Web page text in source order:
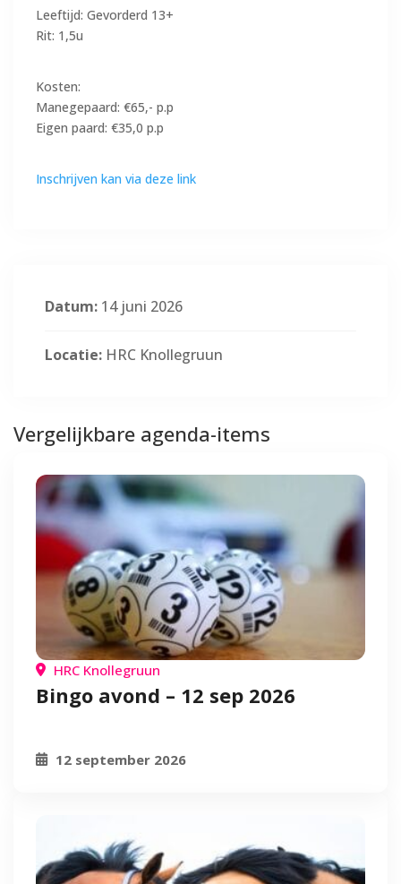
Leeftijd: Gevorderd 13+
Rit: 1,5u
Kosten:
Manegepaard: €65,- p.p
Eigen paard: €35,0 p.p
Inschrijven kan via deze link
Datum: 14 juni 2026
Locatie: HRC Knollegruun
Vergelijkbare agenda-items
HRC Knollegruun
Bingo avond – 12 sep 2026
12 september 2026